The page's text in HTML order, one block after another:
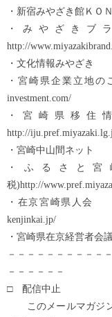
・新宿みやざき館
・みや
http://
・文化情報み
・宮崎県企業立
investment.com/
・宮崎
http://
・宮崎中山間ネ
・ふるさと
税)http://
・在京宮崎県
kenjinkai.jp/
・宮崎県在京経
－－－－－－－－－－
－－－－－－
□ 配信中止
このメールマガジン